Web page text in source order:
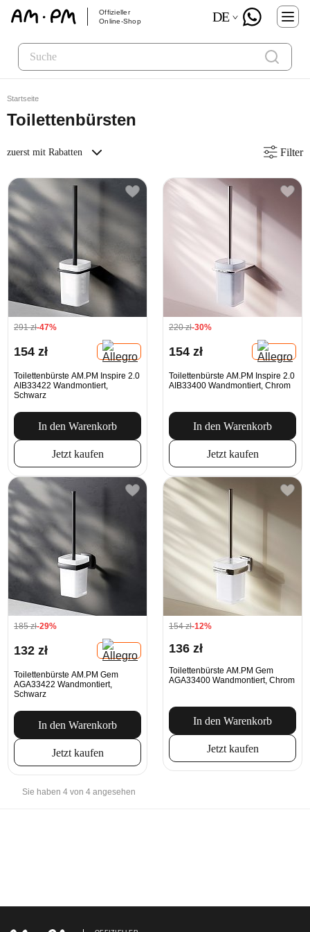
Offizieller
Online-Shop
DE
Startseite
Toilettenbürsten
zuerst mit Rabatten Filter
291 zł-47%
154 zł
Toilettenbürste AM.PM Inspire 2.0
AIB33422 Wandmontiert,
Schwarz
In den Warenkorb
Jetzt kaufen
220 zł-30%
154 zł
Toilettenbürste AM.PM Inspire 2.0
AIB33400 Wandmontiert, Chrom
In den Warenkorb
Jetzt kaufen
185 zł-29%
132 zł
Toilettenbürste AM.PM Gem
AGA33422 Wandmontiert,
Schwarz
In den Warenkorb
Jetzt kaufen
154 zł-12%
136 zł
Toilettenbürste AM.PM Gem
AGA33400 Wandmontiert, Chrom
In den Warenkorb
Jetzt kaufen
Sie haben 4 von 4 angesehen